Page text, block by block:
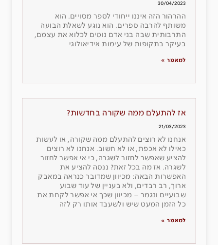
30/04/2023
ההרהור הזה איננו ייחודי לספר מסויים. הוא
משותף להרבה ספרים. הוא נוגע לשאלת הבועה
התרבותית שבה בני אדם נוטים לכלוא את עצמם,
בעיקר בתקופות של עימות אידיאולוגי
למאמר »
אז להתעלם ממה שקורה בחדשות?
21/03/2023
אנחנו לא רוצים להתעלם ממה שקורה, או לעשות
כאילו לא אכפת, או לא חשוב. אנחנו לא רוצים
להציע שאפשר לחזור לשגרה, כי אי אפשר לחזור
לשגרה. אז מה בכל זאת? ננסה להציע את
האפשרות הבאה: מכיוון שמדובר כנראה במאבק
ארוך, רב רבדים, ולא בעניין של עוד שבוע
שבועיים ונגמר – מכיוון שכך אי אפשר לקחת את
כל הזמן המעט שיש ולשעבד אותו רק לזה
למאמר »